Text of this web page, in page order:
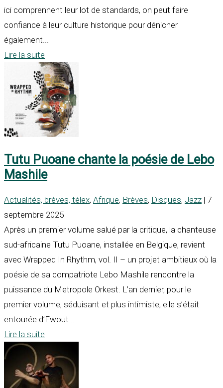
ici comprennent leur lot de standards, on peut faire
confiance à leur culture historique pour dénicher
également...
Lire la suite
Tutu Puoane chante la poésie de Lebo
Mashile
Actualités, brèves, télex, Afrique, Brèves, Disques, Jazz | 7
septembre 2025
Après un premier volume salué par la critique, la chanteuse
sud-africaine Tutu Puoane, installée en Belgique, revient
avec Wrapped In Rhythm, vol. II – un projet ambitieux où la
poésie de sa compatriote Lebo Mashile rencontre la
puissance du Metropole Orkest. L’an dernier, pour le
premier volume, séduisant et plus intimiste, elle s’était
entourée d’Ewout...
Lire la suite